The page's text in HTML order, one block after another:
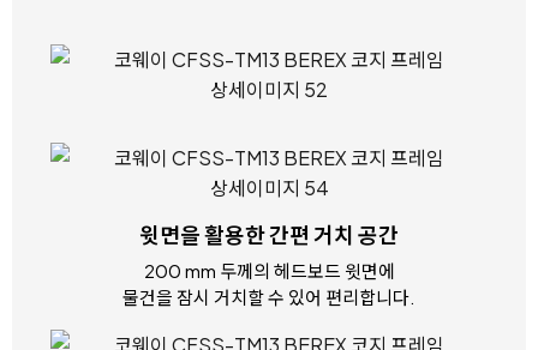
윗면을 활용한간편 거치 공간
200 mm 두께의 헤드보드 윗면에
물건을 잠시 거치할 수 있어 편리합니다.